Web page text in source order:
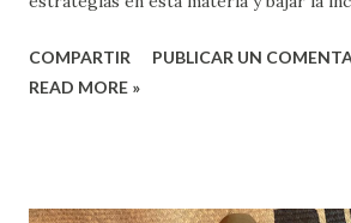
protesta con la finalidad de generar
COMPARTIR
PUBLICAR UN
READ MORE »